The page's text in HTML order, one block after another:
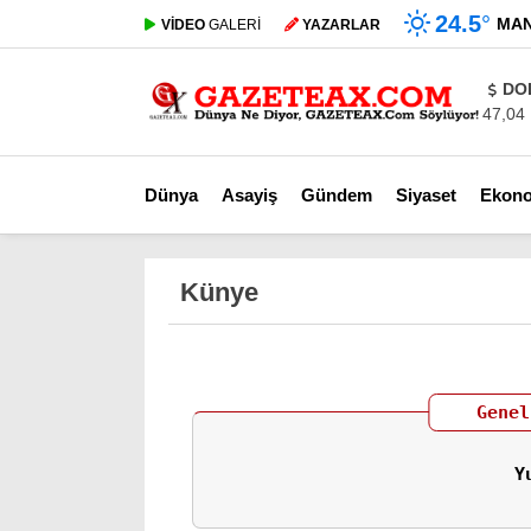
VİDEO GALERİ YAZARLAR 24.5°
47,04
Dünya Asayiş Gündem Siyaset
Künye